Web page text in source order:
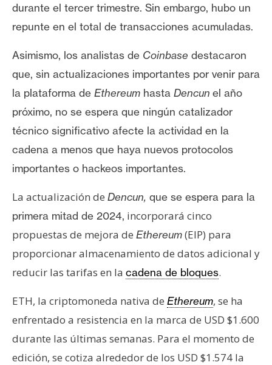
durante el tercer trimestre. Sin embargo, hubo un
repunte en el total de transacciones acumuladas.
Asimismo, los analistas de Coinbase destacaron
que, sin actualizaciones importantes por venir para
la plataforma de Ethereum hasta Dencun el año
próximo, no se espera que ningún catalizador
técnico significativo afecte la actividad en la
cadena a menos que haya nuevos protocolos
importantes o hackeos importantes.
La actualización de Dencun, que se espera para la
primera mitad de 2024, incorporará cinco
propuestas de mejora de Ethereum(EIP) para
proporcionar almacenamiento de datos adicional y
reducir las tarifas en la cadena de bloques.
ETH, la criptomoneda nativa de Ethereum, se ha
enfrentado a resistencia en la marca de USD $1.600
durante las últimas semanas. Para el momento de
edición, se cotiza alrededor de los USD $1.574 la